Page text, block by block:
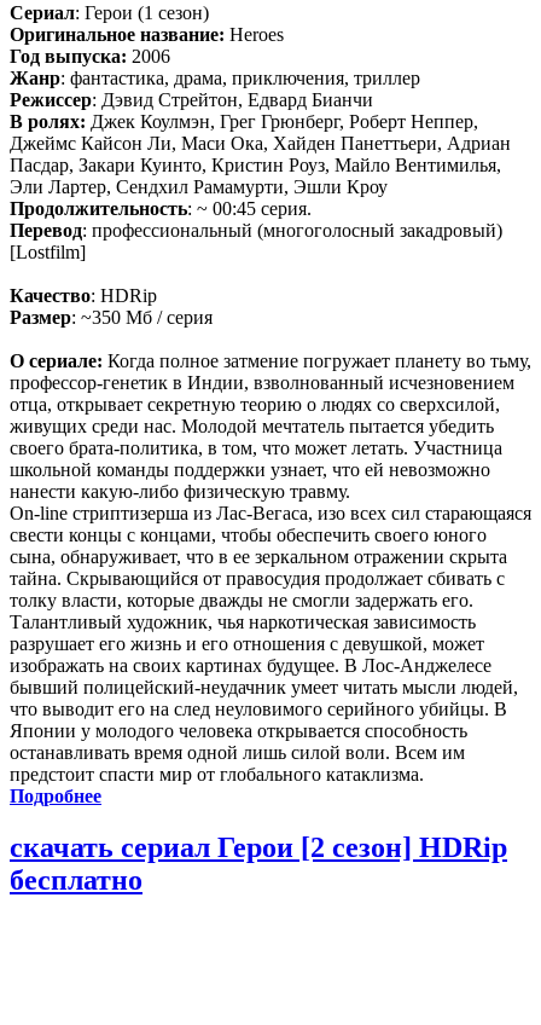
Сериал: Герои (1 сезон)
Оригинальное название: Heroes
Год выпуска: 2006
Жанр: фантастика, драма, приключения, триллер
Режиссер: Дэвид Стрейтон, Едвард Бианчи
В ролях: Джек Коулмэн, Грег Грюнберг, Роберт Неппер,
Джеймс Кайсон Ли, Маси Ока, Хайден Панеттьери, Адриан
Пасдар, Закари Куинто, Кристин Роуз, Майло Вентимилья,
Эли Лартер, Сендхил Рамамурти, Эшли Кроу
Продолжительность: ~ 00:45 серия.
Перевод: профессиональный (многоголосный закадровый)
[Lostfilm]
Качество: HDRip
Размер: ~350 Мб / серия
О сериале: Когда полное затмение погружает планету во тьму,
профессор-генетик в Индии, взволнованный исчезновением
отца, открывает секретную теорию о людях со сверхсилой,
живущих среди нас. Молодой мечтатель пытается убедить
своего брата-политика, в том, что может летать. Участница
школьной команды поддержки узнает, что ей невозможно
нанести какую-либо физическую травму.
On-line cтриптизерша из Лас-Вегаса, изо всех сил старающаяся
свести концы с концами, чтобы обеспечить своего юного
сына, обнаруживает, что в ее зеркальном отражении скрыта
тайна. Скрывающийся от правосудия продолжает сбивать с
толку власти, которые дважды не смогли задержать его.
Талантливый художник, чья наркотическая зависимость
разрушает его жизнь и его отношения с девушкой, может
изображать на своих картинах будущее. В Лос-Анджелесе
бывший полицейский-неудачник умеет читать мысли людей,
что выводит его на след неуловимого серийного убийцы. В
Японии у молодого человека открывается способность
останавливать время одной лишь силой воли. Всем им
предстоит спасти мир от глобального катаклизма.
Подробнее
скачать сериал Герои [2 сезон] HDRip
бесплатно